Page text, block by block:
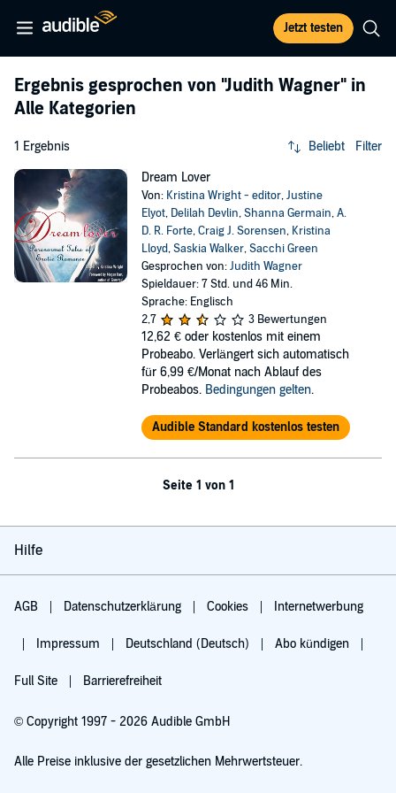
Jetzt testen
Ergebnis gesprochen von "Judith Wagner" in
Alle Kategorien
1 Ergebnis Beliebt Filter
Dream Lover
Von: Kristina Wright - editor,Justine
Elyot, Delilah Devlin,Shanna Germain,A.
D. R. Forte,Craig J. Sorensen, Kristina
Lloyd,Saskia Walker,Sacchi Green
Gesprochen von:Judith Wagner
Spieldauer: 7 Std. und 46 Min.
Sprache: Englisch
2,7
3 Bewertungen
12,62 € oder kostenlos mit einem
Probeabo. Verlängert sich automatisch
für 6,99 €/Monat nach Ablauf des
Probeabos. Bedingungen gelten.
Audible Standard kostenlos testen
Seite 1 von 1
Hilfe
AGB Datenschutzerklärung Cookies Internetwerbung
Impressum Deutschland (Deutsch) Abo kündigen
Full Site Barrierefreiheit
© Copyright 1997 - 2026 Audible GmbH
Alle Preise inklusive der gesetzlichen Mehrwertsteuer.